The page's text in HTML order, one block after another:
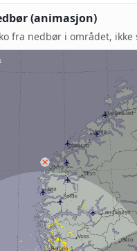
(animasjon)
fra nedbør i området, ikke